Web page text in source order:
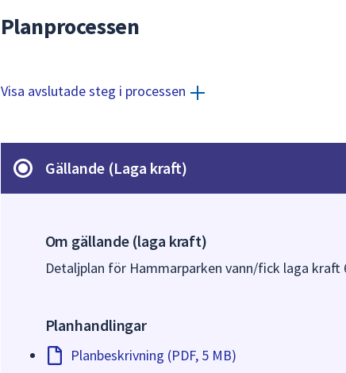
Planprocessen
Visa avslutade steg i processen
Gällande (Laga kraft)
Om gällande (laga kraft)
Detaljplan för Hammarparken vann/fick laga kraft
Planhandlingar
Planbeskrivning (PDF, 5 MB)